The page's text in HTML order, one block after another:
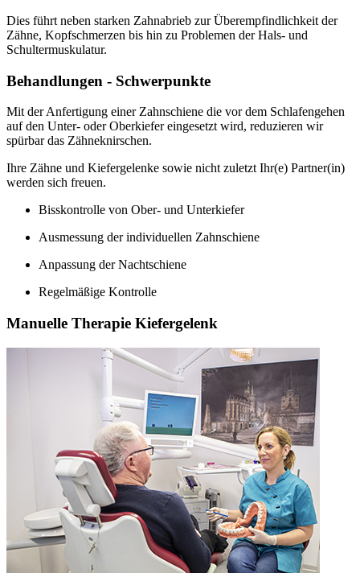
Dies führt neben starken Zahnabrieb zur Überempfindlichkeit der
Zähne, Kopfschmerzen bis hin zu Problemen der Hals- und
Schultermuskulatur.
Behandlungen - Schwerpunkte
Mit der Anfertigung einer Zahnschiene die vor dem Schlafengehen
auf den Unter- oder Oberkiefer eingesetzt wird, reduzieren wir
spürbar das Zähneknirschen.
Ihre Zähne und Kiefergelenke sowie nicht zuletzt Ihr(e) Partner(in)
werden sich freuen.
Bisskontrolle von Ober- und Unterkiefer
Ausmessung der individuellen Zahnschiene
Anpassung der Nachtschiene
Regelmäßige Kontrolle
Manuelle Therapie Kiefergelenk